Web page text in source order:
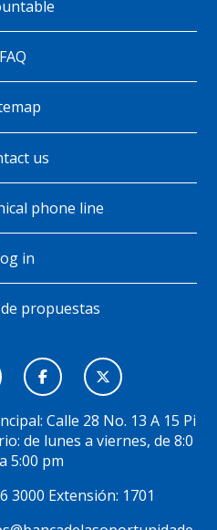
FAQ
us
phone line
in
propuestas
Calle 28 No. 13 A 15 Pi
de lunes a viernes, de 8:0
5:00 pm
3000 Extensión: 1701